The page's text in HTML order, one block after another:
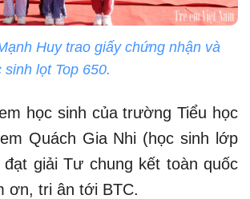
Huy trao giấy chứng nhận và
lọt Top 650.
học sinh của trường Tiểu học
Quách Gia Nhi (học sinh lớp
giải Tư chung kết toàn quốc
ơn, tri ân tới BTC.